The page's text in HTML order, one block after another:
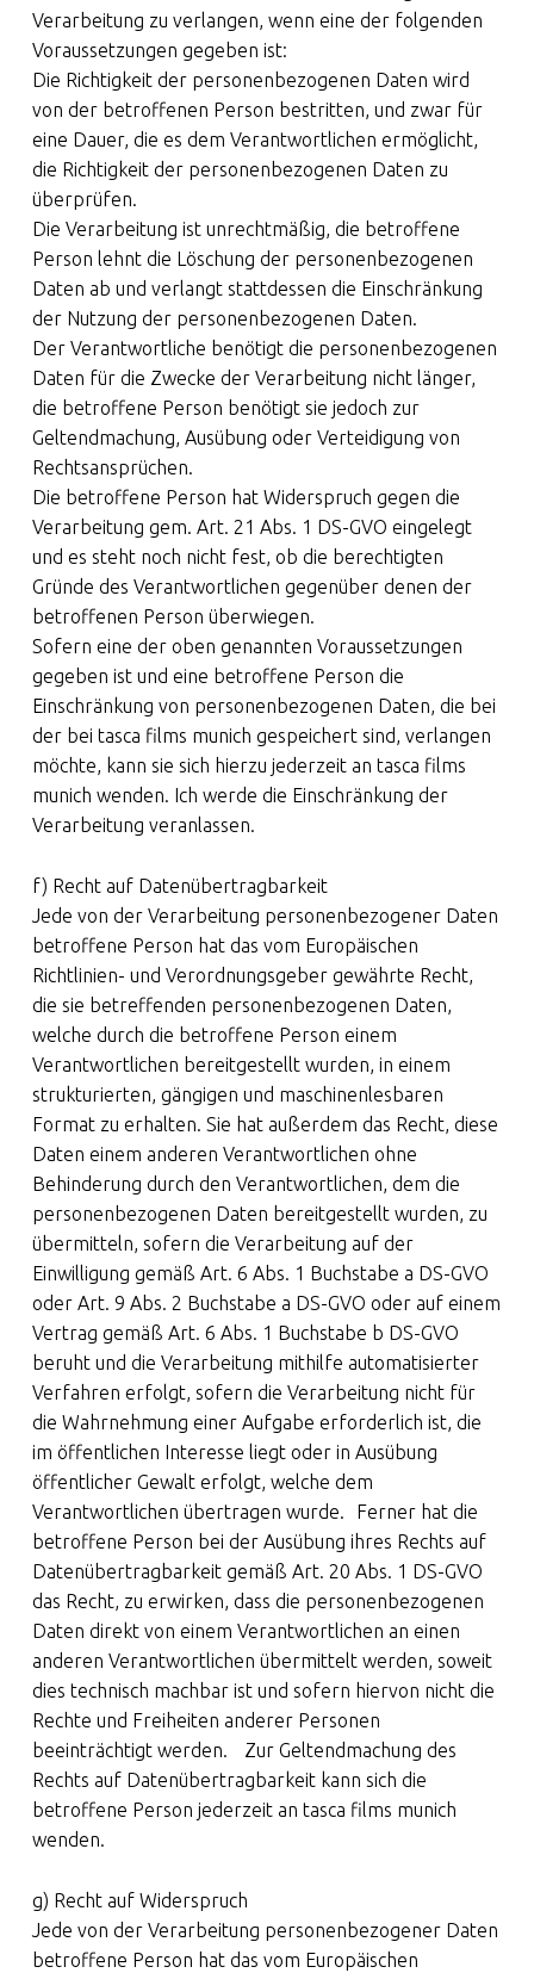
Verarbeitung zu verlangen, wenn eine der folgenden
Voraussetzungen gegeben ist:
Die Richtigkeit der personenbezogenen Daten wird
von der betroffenen Person bestritten, und zwar für
eine Dauer, die es dem Verantwortlichen ermöglicht,
die Richtigkeit der personenbezogenen Daten zu
überprüfen.
Die Verarbeitung ist unrechtmäßig, die betroffene
Person lehnt die Löschung der personenbezogenen
Daten ab und verlangt stattdessen die Einschränkung
der Nutzung der personenbezogenen Daten.
Der Verantwortliche benötigt die personenbezogenen
Daten für die Zwecke der Verarbeitung nicht länger,
die betroffene Person benötigt sie jedoch zur
Geltendmachung, Ausübung oder Verteidigung von
Rechtsansprüchen.
Die betroffene Person hat Widerspruch gegen die
Verarbeitung gem. Art. 21 Abs. 1 DS-GVO eingelegt
und es steht noch nicht fest, ob die berechtigten
Gründe des Verantwortlichen gegenüber denen der
betroffenen Person überwiegen.
Sofern eine der oben genannten Voraussetzungen
gegeben ist und eine betroffene Person die
Einschränkung von personenbezogenen Daten, die bei
der bei tasca films munich gespeichert sind, verlangen
möchte, kann sie sich hierzu jederzeit an tasca films
munich wenden. Ich werde die Einschränkung der
Verarbeitung veranlassen.
f) Recht auf Datenübertragbarkeit
Jede von der Verarbeitung personenbezogener Daten
betroffene Person hat das vom Europäischen
Richtlinien- und Verordnungsgeber gewährte Recht,
die sie betreffenden personenbezogenen Daten,
welche durch die betroffene Person einem
Verantwortlichen bereitgestellt wurden, in einem
strukturierten, gängigen und maschinenlesbaren
Format zu erhalten. Sie hat außerdem das Recht, diese
Daten einem anderen Verantwortlichen ohne
Behinderung durch den Verantwortlichen, dem die
personenbezogenen Daten bereitgestellt wurden, zu
übermitteln, sofern die Verarbeitung auf der
Einwilligung gemäß Art. 6 Abs. 1 Buchstabe a DS-GVO
oder Art. 9 Abs. 2 Buchstabe a DS-GVO oder auf einem
Vertrag gemäß Art. 6 Abs. 1 Buchstabe b DS-GVO
beruht und die Verarbeitung mithilfe automatisierter
Verfahren erfolgt, sofern die Verarbeitung nicht für
die Wahrnehmung einer Aufgabe erforderlich ist, die
im öffentlichen Interesse liegt oder in Ausübung
öffentlicher Gewalt erfolgt, welche dem
Verantwortlichen übertragen wurde. Ferner hat die
betroffene Person bei der Ausübung ihres Rechts auf
Datenübertragbarkeit gemäß Art. 20 Abs. 1 DS-GVO
das Recht, zu erwirken, dass die personenbezogenen
Daten direkt von einem Verantwortlichen an einen
anderen Verantwortlichen übermittelt werden, soweit
dies technisch machbar ist und sofern hiervon nicht die
Rechte und Freiheiten anderer Personen
beeinträchtigt werden. Zur Geltendmachung des
Rechts auf Datenübertragbarkeit kann sich die
betroffene Person jederzeit an tasca films munich
wenden.
g) Recht auf Widerspruch
Jede von der Verarbeitung personenbezogener Daten
betroffene Person hat das vom Europäischen